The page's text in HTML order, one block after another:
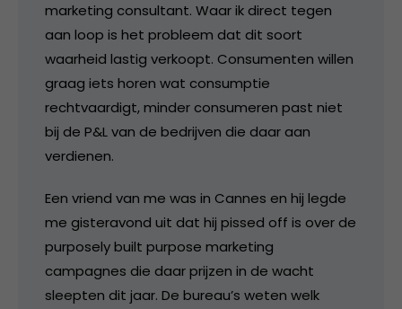
marketing consultant. Waar ik direct tegen
aan loop is het probleem dat dit soort
waarheid lastig verkoopt. Consumenten willen
graag iets horen wat consumptie
rechtvaardigt, minder consumeren past niet
bij de P&L van de bedrijven die daar aan
verdienen.
Een vriend van me was in Cannes en hij legde
me gisteravond uit dat hij pissed off is over de
purposely built purpose marketing
campagnes die daar prijzen in de wacht
sleepten dit jaar. De bureau’s weten welk